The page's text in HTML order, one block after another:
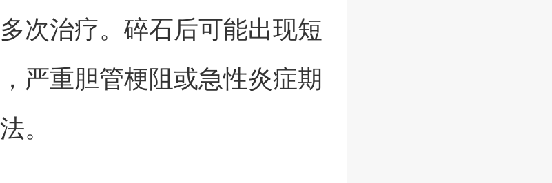
次治疗。碎石后可能出现短
严重胆管梗阻或急性炎症期
。